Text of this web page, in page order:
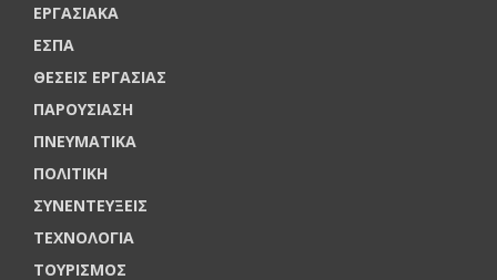
ΕΡΓΑΣΙΑΚΑ
ΕΣΠΑ
ΘΕΣΕΙΣ ΕΡΓΑΣΙΑΣ
ΠΑΡΟΥΣΙΑΣΗ
ΠΝΕΥΜΑΤΙΚΑ
ΠΟΛΙΤΙΚΗ
ΣΥΝΕΝΤΕΥΞΕΙΣ
ΤΕΧΝΟΛΟΓΙΑ
ΤΟΥΡΙΣΜΟΣ